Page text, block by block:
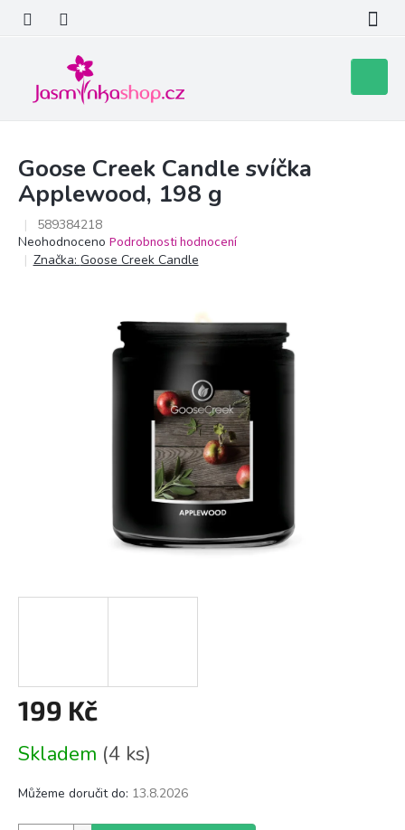
obsah
košík
Goose Creek Candle svíčka
Applewood, 198 g
589384218
Průměrné
hodnocení
Neohodnoceno Podrobnosti hodnocení
Značka: Goose Creek Candle
199 Kč
cena:
Skladem (4 ks)
Můžeme doručit do: 13.8.2026